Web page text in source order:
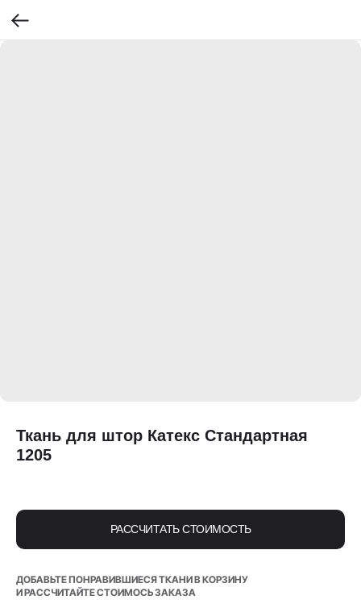
Ткань для штор Катекс Стандартная
1205
РАССЧИТАТЬ СТОИМОСТЬ
ДОБАВЬТЕ ПОНРАВИВШИЕСЯ ТКАНИ В КОРЗИНУ
И РАССЧИТАЙТЕ СТОИМОСЬ ЗАКАЗА